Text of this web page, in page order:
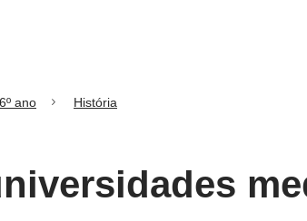
6º ano História